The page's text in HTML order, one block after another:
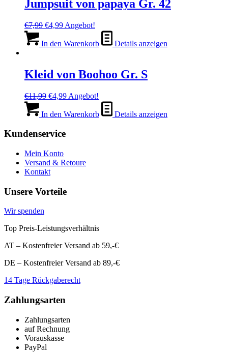
Jumpsuit von papaya Gr. 42
€7,99 Ursprünglicher
war:
€4,99Aktueller
ist:
Angebot!
In den Warenkorb Details anzeigen
Kleid von Boohoo Gr. S
€11,99 Ursprünglicher
war:
€4,99Aktueller
ist:
Angebot!
In den Warenkorb Details anzeigen
Kundenservice
Mein Konto
Versand & Retoure
Kontakt
Unsere Vorteile
Wir spenden
Top Preis-Leistungsverhältnis
AT – Kostenfreier Versand ab 59,-€
DE – Kostenfreier Versand ab 89,-€
14 Tage Rückgaberecht
Zahlungsarten
Zahlungsarten
auf Rechnung
Vorauskasse
PayPal